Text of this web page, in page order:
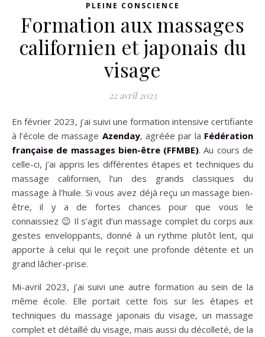
PLEINE CONSCIENCE
Formation aux massages
californien et japonais du
visage
22 avril 2023
En février 2023, j’ai suivi une formation intensive certifiante
à l’école de massage Azenday, agréée par la Fédération
française de massages bien-être(FFMBE). Au cours de
celle-ci, j’ai appris les différentes étapes et techniques du
massage californien, l’un des grands classiques du
massage à l’huile. Si vous avez déjà reçu un massage bien-
être, il y a de fortes chances pour que vous le
connaissiez 😉 Il s’agit d’un massage complet du corps aux
gestes enveloppants, donné à un rythme plutôt lent, qui
apporte à celui qui le reçoit une profonde détente et un
grand lâcher-prise.
Mi-avril 2023, j’ai suivi une autre formation au sein de la
même école. Elle portait cette fois sur les étapes et
techniques du massage japonais du visage, un massage
complet et détaillé du visage, mais aussi du décolleté, de la